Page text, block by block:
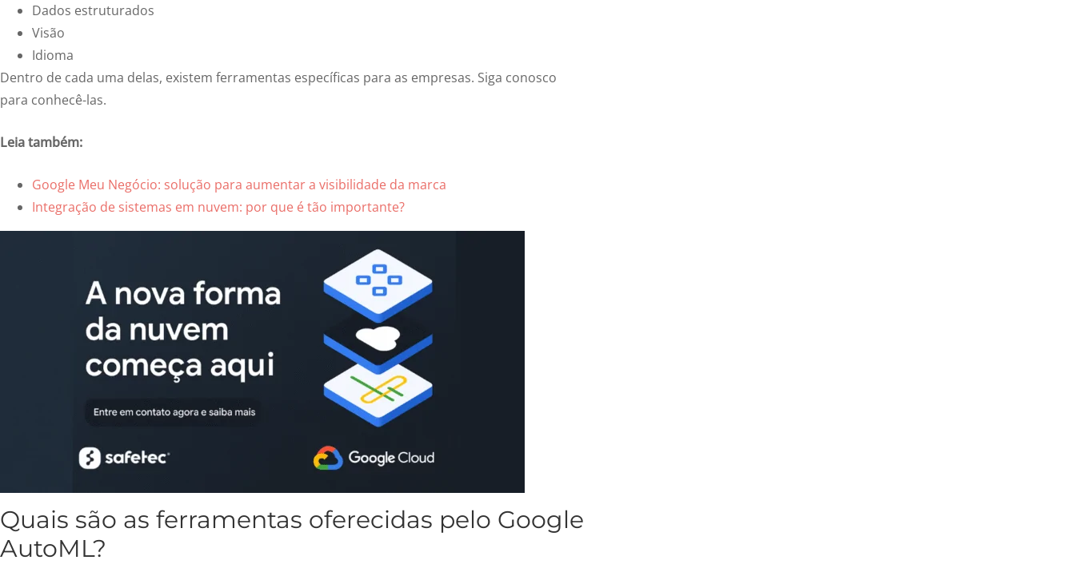
Dados estruturados
Visão
Idioma
Dentro de cada uma delas, existem ferramentas específicas para as empresas. Siga conosco
para conhecê-las.
Leia também:
Google Meu Negócio: solução para aumentar a visibilidade da marca
Integração de sistemas em nuvem: por que é tão importante?
Quais são as ferramentas oferecidas pelo Google
AutoML?